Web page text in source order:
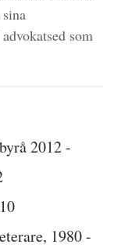
som
2012 -
1980 -